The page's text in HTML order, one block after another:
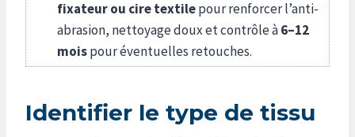
fixateur ou cire textilepour renforcer l’anti-
abrasion, nettoyage doux et contrôle à6–12
moispour éventuelles retouches.
Identifier le type de tissu